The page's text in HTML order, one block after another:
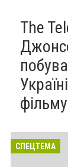
The
фільму
СПЕЦТЕМА